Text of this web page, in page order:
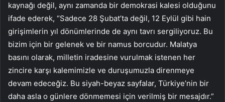
kaynağı değil, aynı zamanda bir demokrasi kalesi olduğunu
ifade ederek, “Sadece 28 Şubat’ta değil, 12 Eylül gibi hain
girişimlerin yıl dönümlerinde de aynı tavrı sergiliyoruz. Bu
bizim için bir gelenek ve bir namus borcudur. Malatya
basını olarak, milletin iradesine vurulmak istenen her
zincire karşı kalemimizle ve duruşumuzla direnmeye
devam edeceğiz. Bu siyah-beyaz sayfalar, Türkiye’nin bir
daha asla o günlere dönmemesi için verilmiş bir mesajdır.”